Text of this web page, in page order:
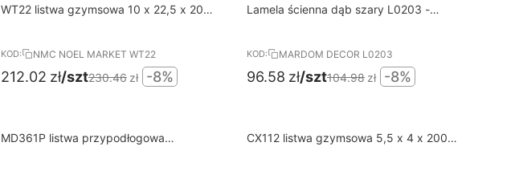
8%
Darmowa dostawa od 400 PLN
WT22 listwa gzymsowa 10 x 22,5 x 200
KOD: NMC NOEL MARKET WT22
212.02 zł/szt230.46 zł -8%
8%
Darmowa dostawa od 400 PLN
Lamela ścienna dąb szary L0203 -
KOD: MARDOM DECOR L0203
96.58 zł/szt104.98 zł -8%
8%
Darmowa dostawa od 400 PLN
MD361P listwa przypodłogowa
8%
Darmowa dostawa od 400 PLN
CX112 listwa gzymsowa 5,5 x 4 x 200